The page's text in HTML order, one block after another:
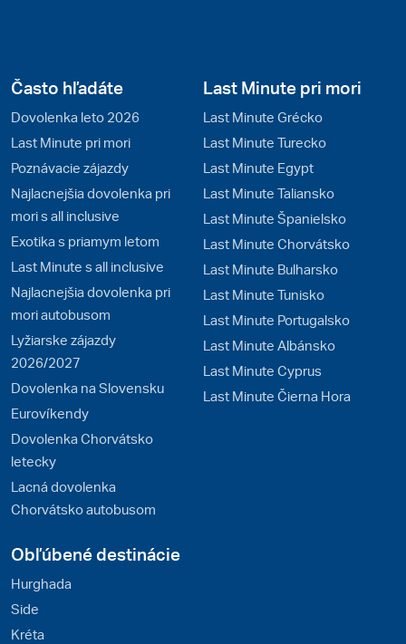
Často hľadáte
Dovolenka leto 2026
Last Minute pri mori
Poznávacie zájazdy
Najlacnejšia dovolenka pri
mori s all inclusive
Exotika s priamym letom
Last Minute s all inclusive
Najlacnejšia dovolenka pri
mori autobusom
Lyžiarske zájazdy
2026/2027
Dovolenka na Slovensku
Eurovíkendy
Dovolenka Chorvátsko
letecky
Lacná dovolenka
Chorvátsko autobusom
Last Minute pri mori
Last Minute Grécko
Last Minute Turecko
Last Minute Egypt
Last Minute Taliansko
Last Minute Španielsko
Last Minute Chorvátsko
Last Minute Bulharsko
Last Minute Tunisko
Last Minute Portugalsko
Last Minute Albánsko
Last Minute Cyprus
Last Minute Čierna Hora
Obľúbené destinácie
Hurghada
Side
Kréta